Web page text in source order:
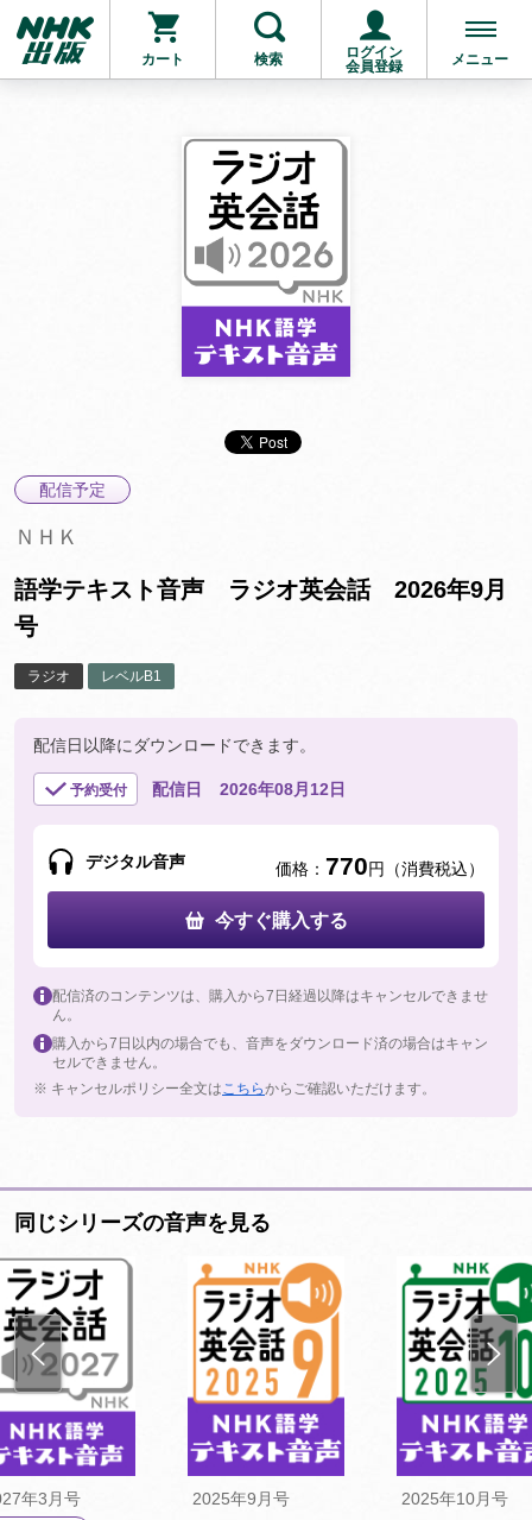
カート 検索
ログイン
会員登録
メニュー
配信予定
ＮＨＫ
語学テキスト音声 ラジオ英会話 2026年9月
号
ラジオ レベルB1
配信日以降にダウンロードできます。
予約受付 配信日 2026年08月12日
デジタル音声 価格： 770円（消費税込）
今すぐ購入する
配信済のコンテンツは、購入から7日経過以降はキャンセルできませ
ん。
購入から7日以内の場合でも、音声をダウンロード済の場合はキャン
セルできません。
※ キャンセルポリシー全文はこちらからご確認いただけます。
同じシリーズの音声を見る
年3月号
2025年9月号 2025年10月号